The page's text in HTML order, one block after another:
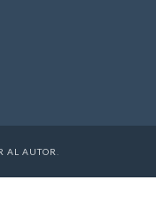
AL AUTOR